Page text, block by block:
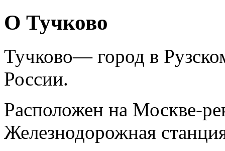
О Тучково
Тучково— город в
России.
Расположен на Москве-
Железнодорожная